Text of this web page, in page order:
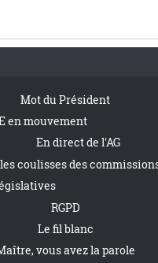
Mot du Président
en mouvement
En direct de l'AG
coulisses des
RGPD
Le fil blanc
vous avez la parole